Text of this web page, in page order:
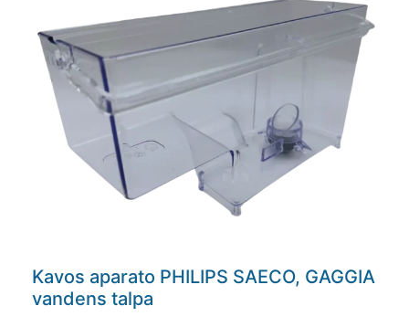
Kavos aparato PHILIPS SAECO, GAGGIA
vandens talpa